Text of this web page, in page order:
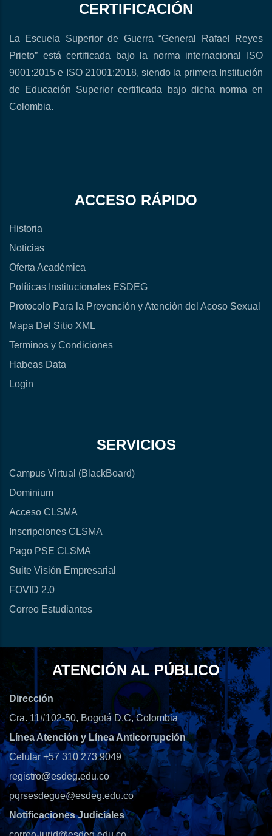
CERTIFICACIÓN
La Escuela Superior de Guerra “General Rafael Reyes
Prieto” está certificada bajo la norma internacional ISO
9001:2015 e ISO 21001:2018, siendo la primera Institución
de Educación Superior certificada bajo dicha norma en
Colombia.
ACCESO RÁPIDO
Historia
Noticias
Oferta Académica
Políticas Institucionales ESDEG
Protocolo Para la Prevención y Atención del Acoso Sexual
Mapa Del Sitio XML
Terminos y Condiciones
Habeas Data
Login
SERVICIOS
Campus Virtual (BlackBoard)
Dominium
Acceso CLSMA
Inscripciones CLSMA
Pago PSE CLSMA
Suite Visión Empresarial
FOVID 2.0
Correo Estudiantes
ATENCIÓN AL PÚBLICO
Dirección
Cra. 11#102-50, Bogotá D.C, Colombia
Línea Atención y Línea Anticorrupción
Celular +57 310 273 9049
registro@esdeg.edu.co
pqrsesdegue@esdeg.edu.co
Notificaciones Judiciales